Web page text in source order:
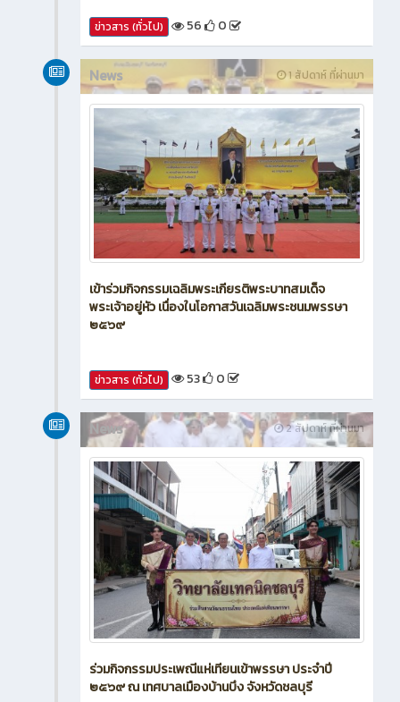
ข่าวสาร (ทั่วไป) 56 0
1 สัปดาห์ ที่ผ่านมา
News
เข้าร่วมกิจกรรมเฉลิมพระเกียรติพระบาทสมเด็จ
พระเจ้าอยู่หัว เนื่องในโอกาสวันเฉลิมพระชนมพรรษา
๒๕๖๙
ข่าวสาร (ทั่วไป) 53 0
2 สัปดาห์ ที่ผ่านมา
News
ร่วมกิจกรรมประเพณีแห่เทียนเข้าพรรษา ประจำปี
๒๕๖๙ ณ เทศบาลเมืองบ้านบึง จังหวัดชลบุรี